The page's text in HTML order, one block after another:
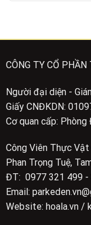
CÔNG TY CỔ
Người đại diện -
Giấy CNĐKDN:
Cơ quan cấp:
Công Viên Thực
Phan Trọng Tuệ,
ĐT: 0977 321 499 -
Email:
Website: hoala.vn /